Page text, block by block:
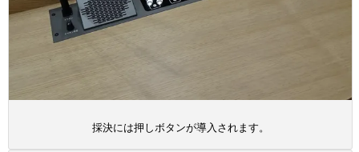
採決には押しボタンが導入されます。